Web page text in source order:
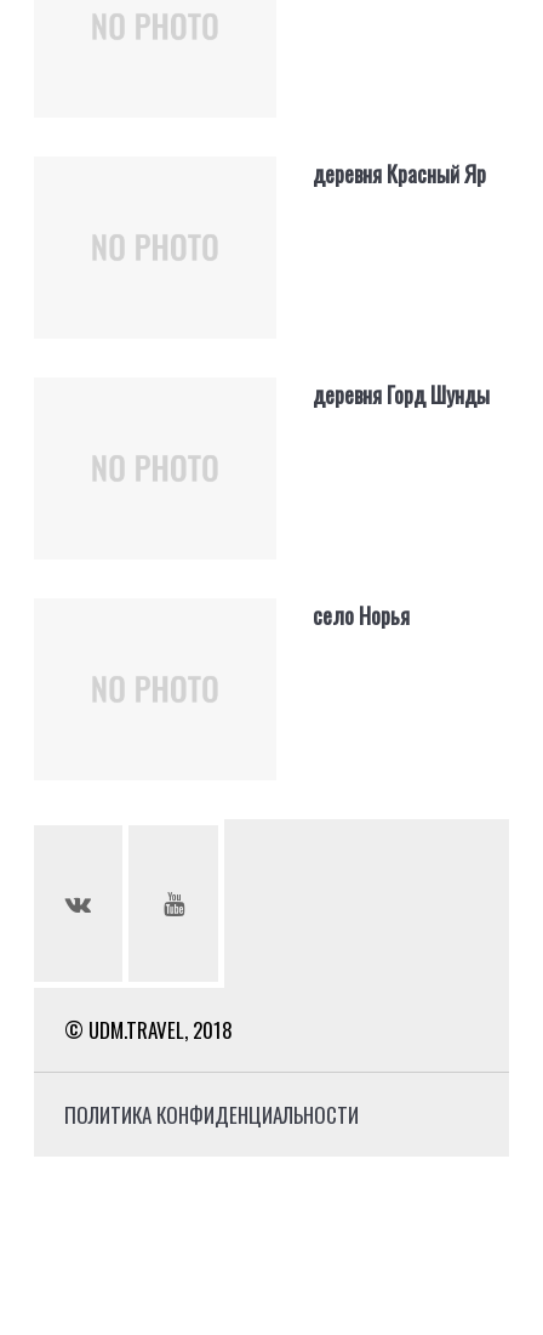
деревня Красный Яр
деревня Горд Шунды
село Норья
© UDM.TRAVEL, 2018
ПОЛИТИКА КОНФИДЕНЦИАЛЬНОСТИ